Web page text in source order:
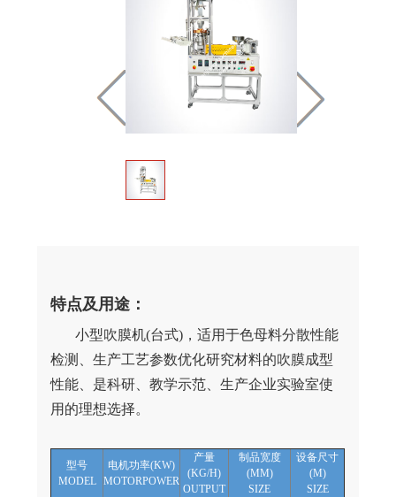
特点及用途：
小型吹膜机(台式)，适用于色母料分散性能
检测、生产工艺参数优化研究材料的吹膜成型
性能、是科研、教学示范、生产企业实验室使
用的理想选择。
型号
MODEL
电机功率(KW)
MOTORPOWER
产量
(KG/H)
OUTPUT
制品宽度
(MM)
SIZE
设备尺寸
(M)
SIZE